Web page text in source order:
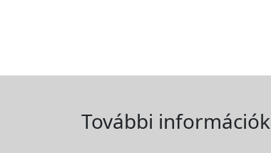
További információk